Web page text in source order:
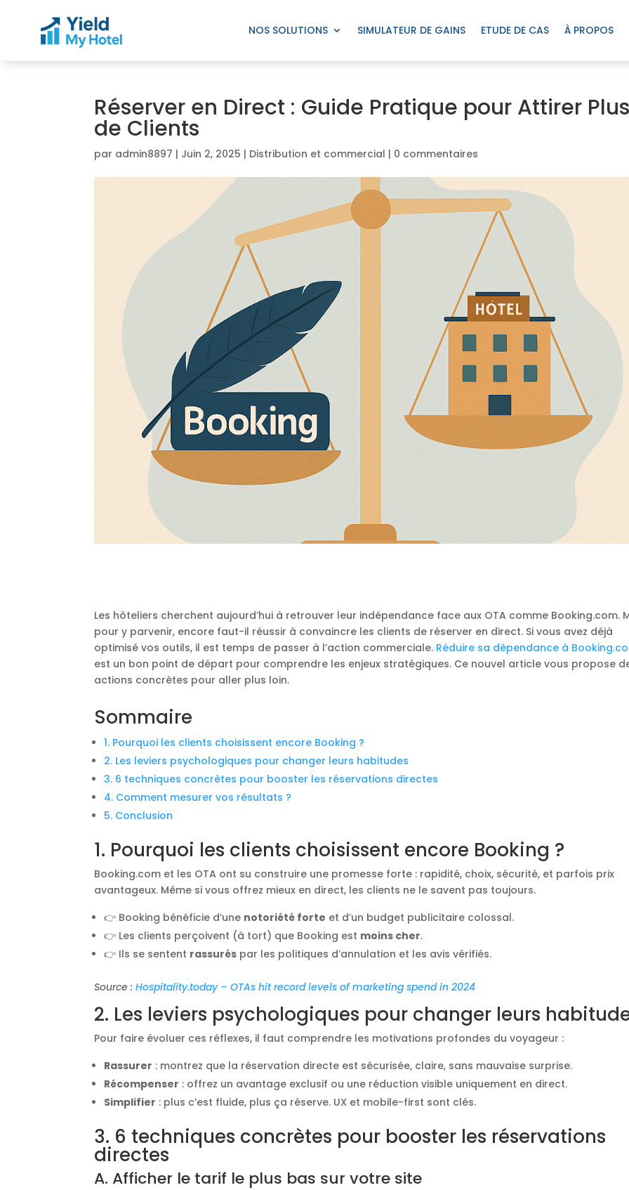
NOS SOLUTIONS SIMULATEUR DE GAINS ETUDE DE CAS À PROPOS
Réserver en Direct : Guide Pratique pour Attirer
de Clients
par admin8897 | Juin 2, 2025 | Distribution et commercial | 0 commentaires
Les hôteliers cherchent aujourd’hui à retrouver leur indépendance face aux OTA comme Booking.com.
pour y parvenir, encore faut-il réussir à convaincre les clients de réserver en direct. Si vous avez déjà
optimisé vos outils, il est temps de passer à l’action commerciale. Réduire sa dépendance à
est un bon point de départ pour comprendre les enjeux stratégiques. Ce nouvel article vous propose
actions concrètes pour aller plus loin.
Sommaire
1. Pourquoi les clients choisissent encore Booking ?
2. Les leviers psychologiques pour changer leurs habitudes
3. 6 techniques concrètes pour booster les réservations directes
4. Comment mesurer vos résultats ?
5. Conclusion
1. Pourquoi les clients choisissent encore Booking ?
Booking.com et les OTA ont su construire une promesse forte : rapidité, choix, sécurité, et parfois prix
avantageux. Même si vous offrez mieux en direct, les clients ne le savent pas toujours.
👉 Booking bénéficie d’une notoriété forte et d’un budget publicitaire colossal.
👉 Les clients perçoivent (à tort) que Booking est moins cher.
👉 Ils se sentent rassurés par les politiques d’annulation et les avis vérifiés.
Source :Hospitality.today – OTAs hit record levels of marketing spend in 2024
2. Les leviers psychologiques pour changer leurs
Pour faire évoluer ces réflexes, il faut comprendre les motivations profondes du voyageur :
Rassurer : montrez que la réservation directe est sécurisée, claire, sans mauvaise surprise.
Récompenser : offrez un avantage exclusif ou une réduction visible uniquement en direct.
Simplifier : plus c’est fluide, plus ça réserve. UX et mobile-first sont clés.
3. 6 techniques concrètes pour booster les réservations
directes
A. Afficher le tarif le plus bas sur votre site